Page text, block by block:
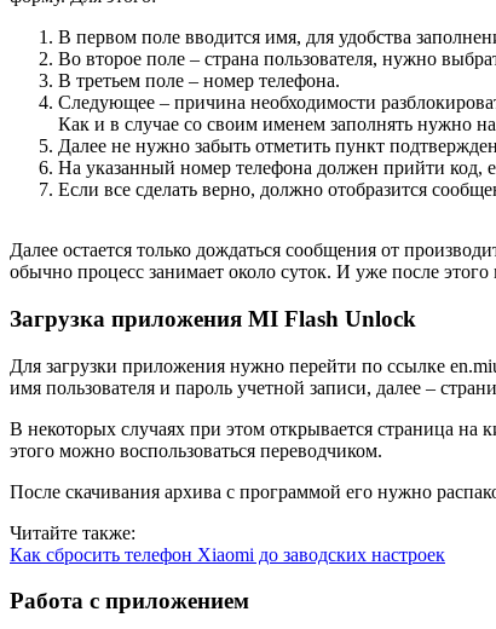
В первом поле вводится имя, для удобства
Во второе поле – страна пользователя, нужно
В третьем поле – номер телефона.
Следующее – причина необходимости
Как и в случае со своим именем заполнять нужно
Далее не нужно забыть отметить пункт
На указанный номер телефона должен прийти код,
Если все сделать верно, должно отобразится
Далее остается только дождаться сообщения от
обычно процесс занимает около суток. И уже после
Загрузка приложения MI Flash Unlock
Для загрузки приложения нужно перейти по ссылке
имя пользователя и пароль учетной записи, далее –
В некоторых случаях при этом открывается страница на
этого можно воспользоваться переводчиком.
После скачивания архива с программой его нужно
Читайте также:
Как сбросить телефон Xiaomi до заводских настроек
Работа с приложением